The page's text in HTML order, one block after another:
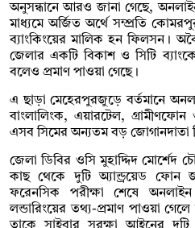
অনুসন্ধানে আরও জানা গেছে,
মাধ্যমে অর্জিত অর্থে সম্প্রতি
ব্যাংকিংয়ের মালিক হন ফিলসন।
জেলার একটি বিকাশ ও সিটি
বলেও প্রমাণ পাওয়া গেছে।
এ ছাড়া মেহেরপুরজুড়ে বর্তমানে
বাংলালিংক, এয়ারটেল,
এসব সিমের অন্যতম বড় জোগানদাতা
জেলা ডিবির ওসি মুহাদ্দিদ মোর্শেদ
কাছ থেকে দুটি অ্যান্ড্রয়েড
ফরেনসিক পরীক্ষা শেষে
লন্ডারিংয়ের তথ্য-প্রমাণ পাওয়া
তাকে সাইবার সুরক্ষা আইনের